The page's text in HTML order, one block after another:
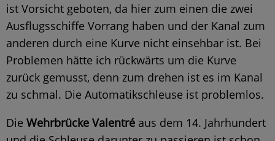
ist Vorsicht geboten, da hier zum einen die zwei
Ausflugsschiffe Vorrang haben und der Kanal zum
anderen durch eine Kurve nicht einsehbar ist. Bei
Problemen hätte ich rückwärts um die Kurve
zurück gemusst, denn zum drehen ist es im Kanal
zu schmal. Die Automatikschleuse ist problemlos.
Die Wehrbrücke Valentré aus dem 14. Jahrhundert